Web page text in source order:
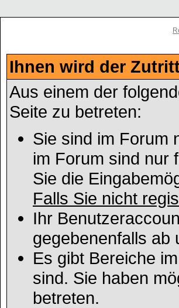
Ihnen wird der
Aus einem der
Seite zu betreten:
Sie sind im Forum
im Forum sind nur
Sie die
Falls Sie nicht
Ihr
gegebenenfalls ab
Es gibt Bereiche
sind. Sie haben
betreten.